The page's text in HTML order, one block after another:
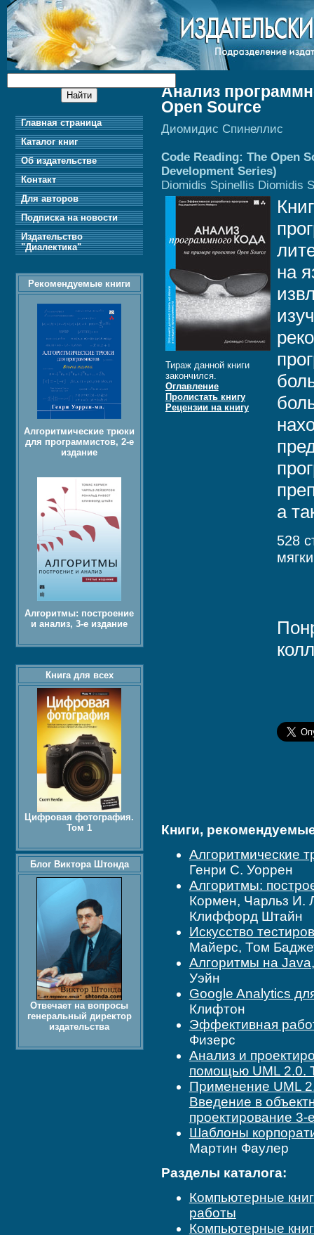
Анализ
Open Source
Диомидис Спинеллис
Code Reading: The Open
Development Series)
Diomidis Spinellis Diomidis
Тираж данной книги
закончился.
Оглавление
Пролистать книгу
Рецензии на книгу
на
а
528
Книги,
Алгоритмические
Генри С. Уоррен
Алгоритмы:
Кормен, Чарльз И.
Клиффорд Штайн
Искусство
Майерс, Том
Алгоритмы на
Уэйн
Google Analytics
Клифтон
Эффективная
Физерс
Анализ и
помощью UML 2.0.
Применение UML
Введение в
проектирование 3-
Шаблоны
Мартин Фаулер
Разделы каталога:
Компьютерные
работы
Компьютерные
Главная страница
Каталог книг
Об издательстве
Контакт
Для авторов
Подписка на новости
Издательство
"Диалектика"
Рекомендуемые книги
Алгоритмические трюки
для программистов, 2-е
издание
Алгоритмы: построение
и анализ, 3-е издание
Книга для всех
Цифровая фотография.
Том 1
Блог Виктора Штонда
Отвечает на вопросы
генеральный директор
издательства